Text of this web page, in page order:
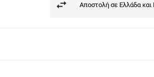
Αποστολή σε Ελλάδα και